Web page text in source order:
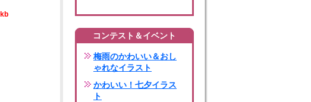
コンテスト＆イベント
梅雨のかわいい＆おし
ゃれなイラスト
かわいい！七夕イラス
ト